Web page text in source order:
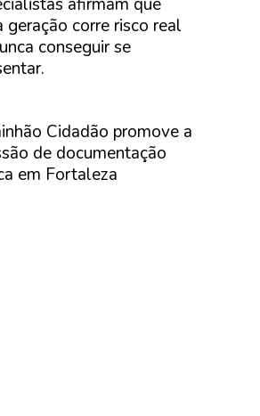
geração corre risco real
conseguir se
Cidadão promove a
de documentação
em Fortaleza